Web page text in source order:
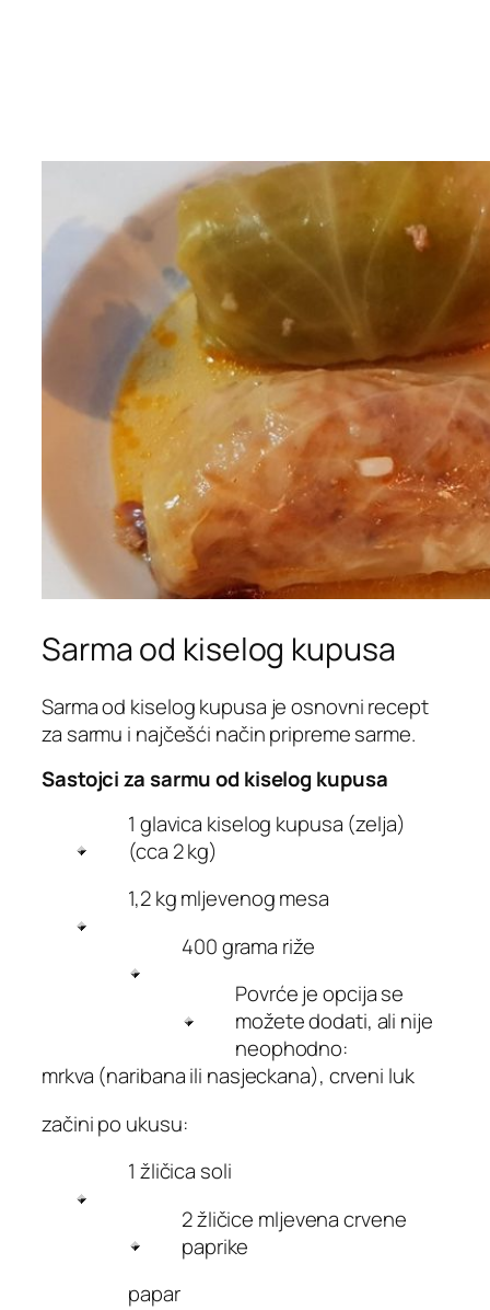
Sarma od kiselog kupusa
Sarma od kiselog kupusa je osnovni recept
za sarmu i najčešći način pripreme sarme.
Sastojci za sarmu od kiselog kupusa
1 glavica kiselog kupusa (zelja)
(cca 2 kg)
1,2 kg mljevenog mesa
400 grama riže
Povrće je opcija se
možete dodati, ali nije
neophodno:
mrkva (naribana ili nasjeckana), crveni luk
začini po ukusu:
1 žličica soli
2 žličice mljevena crvene
paprike
papar